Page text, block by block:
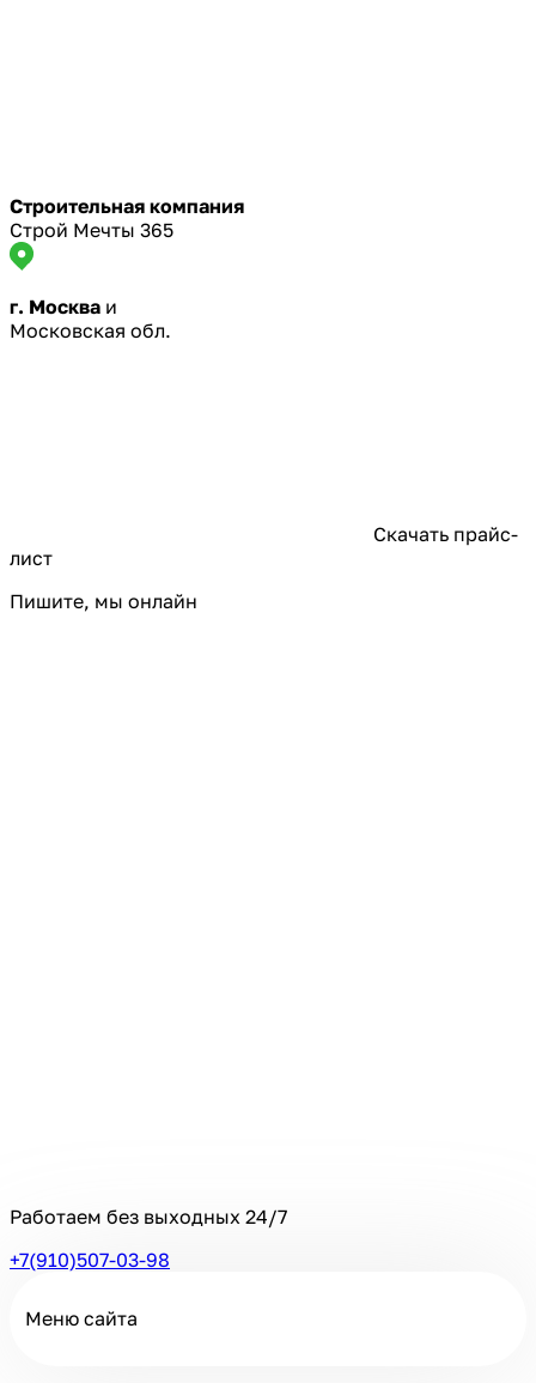
Строительная компания
Строй Мечты 365
г. Москва и
Московская обл.
Скачать прайс-
лист
Пишите, мы онлайн
Работаем без выходных 24/7
+7(910)507-03-98
Меню сайта